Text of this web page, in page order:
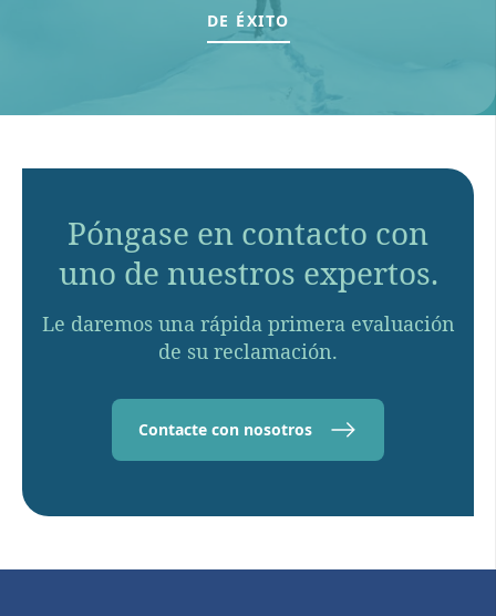
DE ÉXITO
Póngase en contacto con
uno de nuestros expertos.
Le daremos una rápida primera evaluación
de su reclamación.
Contacte con nosotros